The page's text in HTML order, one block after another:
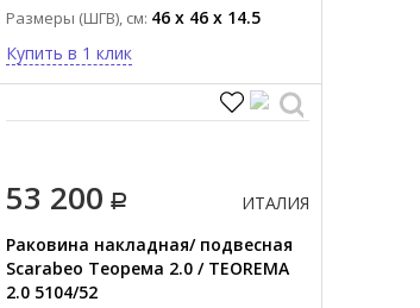
Размеры (ШГВ), см: 46 x 46 x 14.5
Купить в 1 клик
53 200
ИТАЛИЯ
Раковина накладная/ подвесная
Scarabeo Теорема 2.0 / TEOREMA
2.0 5104/52